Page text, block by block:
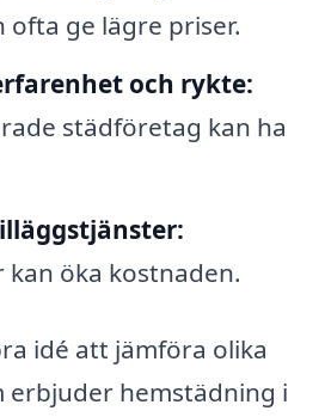
ofta ge lägre priser.
och rykte:
städföretag kan ha
öka kostnaden.
idé att jämföra olika
erbjuder hemstädning i